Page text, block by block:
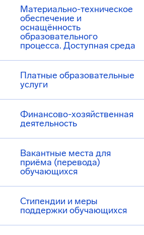
Материально-техническое
обеспечение и
оснащённость
образовательного
процесса. Доступная среда
Платные образовательные
услуги
Финансово-хозяйственная
деятельность
Вакантные места для
приёма (перевода)
обучающихся
Стипендии и меры
поддержки обучающихся